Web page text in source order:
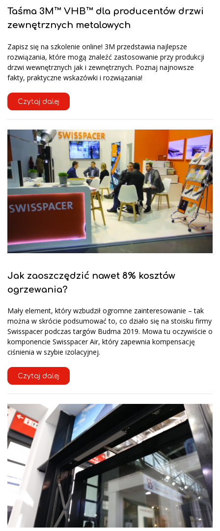
Taśma 3M™ VHB™ dla producentów drzwi
zewnętrznych metalowych
Zapisz się na szkolenie online! 3M przedstawia najlepsze
rozwiązania, które mogą znaleźć zastosowanie przy produkcji
drzwi wewnętrznych jak i zewnętrznych. Poznaj najnowsze
fakty, praktyczne wskazówki i rozwiązania!
Czytaj dalej
Jak zaoszczędzić nawet 8% kosztów
ogrzewania?
Mały element, który wzbudził ogromne zainteresowanie – tak
można w skrócie podsumować to, co działo się na stoisku firmy
Swisspacer podczas targów Budma 2019. Mowa tu oczywiście o
komponencie Swisspacer Air, który zapewnia kompensację
ciśnienia w szybie izolacyjnej.
Czytaj dalej